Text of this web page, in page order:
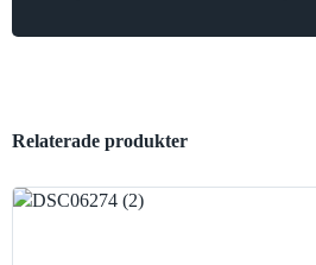
Relaterade produkter